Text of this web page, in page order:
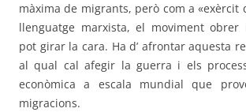
màxima de migrants, però com a «exèrcit
llenguatge marxista, el moviment obrer
pot girar la cara. Ha d’ afrontar aquesta
al qual cal afegir la guerra i els
econòmica a escala mundial que
migracions.